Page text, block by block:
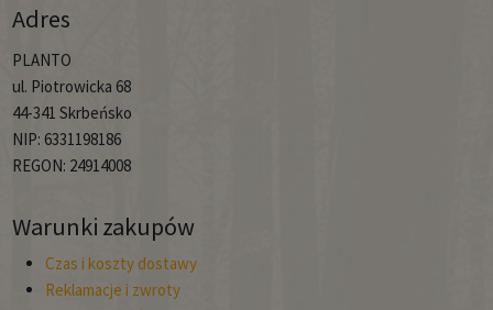
Adres
PLANTO
ul. Piotrowicka 68
44-341 Skrbeńsko
NIP: 6331198186
REGON: 24914008
Warunki zakupów
Czas i koszty dostawy
Reklamacje i zwroty